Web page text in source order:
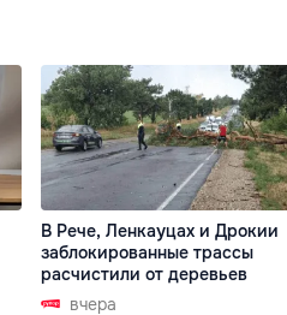
В Рече, Ленкауцах и Дрокии
заблокированные трассы
расчистили от деревьев
вчера